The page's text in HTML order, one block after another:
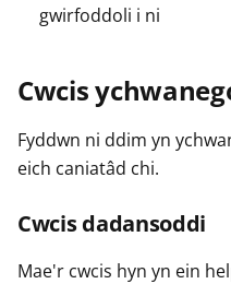
gwirfoddoli i ni
Cwcis
Fyddwn ni ddim yn
eich caniatâd chi.
Cwcis dadansoddi
Mae'r cwcis hyn yn ein